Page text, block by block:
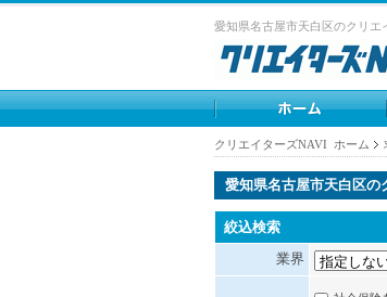
愛知県名古屋市天白区のクリエ
クリエイターズNAVI ホーム
愛知県名古屋市天白区の
絞込検索
業界